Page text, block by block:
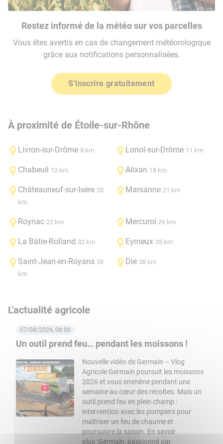
Restez informé de la météo sur vos parcelles
Vous êtes avertis en cas de changement météorologique
grâce aux notifications personnalisées.
S'inscrire gratuitement
À proximité de Étoile-sur-Rhône
Livron-sur-Drôme 8 km Loriol-sur-Drôme 11 km
Chabeuil 12 km Alixan 18 km
Châteauneuf-sur-Isère 20
km
Marsanne 21 km
Roynac 22 km Mercurol 26 km
La Bâtie-Rolland 32 km Eymeux 35 km
Saint-Jean-en-Royans 38
km
Die 38 km
L'actualité agricole
Un outil prend feu… pendant les moissons !
07/08/2026, 08:00
Nouvelle vidéo de Germain – Vlog
Agricole Germain poursuit les moissons
2026 et vous emmène pendant une
semaine au cœur des récoltes. Mais un
outil prend feu en plein champ :
intervention avec les pompiers pour
maîtriser un feu de chaume et
poursuivre la saison. En savoir
plus :Germain, passionné par